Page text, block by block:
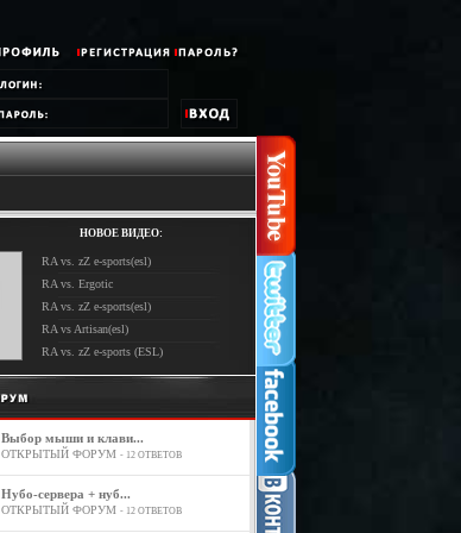
НОВОЕ ВИДЕО:
RA vs. zZ e-sports(esl)
RA vs. Ergotic
RA vs. zZ e-sports(esl)
RA vs Artisan(esl)
RA vs. zZ e-sports (ESL)
Выбор мыши и клави...
ОТКРЫТЫЙ ФОРУМ - 12 ОТВЕТОВ
Нубо-сервера + нуб...
ОТКРЫТЫЙ ФОРУМ - 12 ОТВЕТОВ